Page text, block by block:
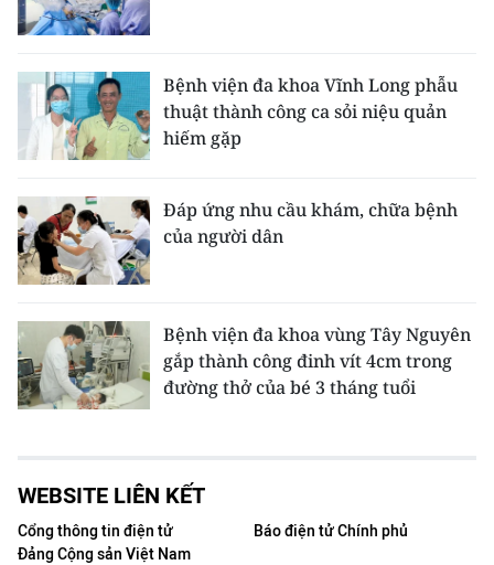
Bệnh viện đa khoa Vĩnh Long phẫu
thuật thành công ca sỏi niệu quản
hiếm gặp
Đáp ứng nhu cầu khám, chữa bệnh
của người dân
Bệnh viện đa khoa vùng Tây Nguyên
gắp thành công đinh vít 4cm trong
đường thở của bé 3 tháng tuổi
WEBSITE LIÊN KẾT
Cổng thông tin điện tử
Đảng Cộng sản Việt Nam
Báo điện tử Chính phủ